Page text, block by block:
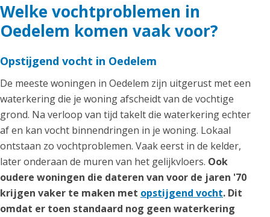
Welke vochtproblemen in
Oedelem komen vaak voor?
Opstijgend vocht in Oedelem
De meeste woningen in Oedelem zijn uitgerust met een
waterkering die je woning afscheidt van de vochtige
grond. Na verloop van tijd takelt die waterkering echter
af en kan vocht binnendringen in je woning. Lokaal
ontstaan zo vochtproblemen. Vaak eerst in de kelder,
later onderaan de muren van het gelijkvloers. Ook
oudere woningen die dateren van voor de jaren '70
krijgen vaker te maken met opstijgend vocht. Dit
omdat er toen standaard nog geen waterkering